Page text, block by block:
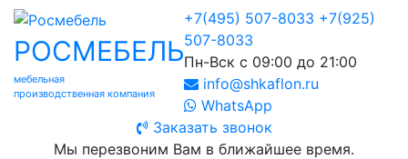
РОСМЕБЕЛЬ
мебельная
производственная компания
+7(495) 507-8033 +7(925)
507-8033
Пн-Вск с 09:00 до 21:00
info@shkaflon.ru
WhatsApp
Заказать звонок
Мы перезвоним Вам в ближайшее время.